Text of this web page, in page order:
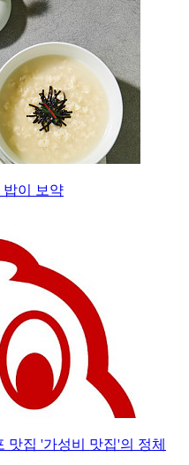
이 보약
맛집 '가성비 맛집'의 정체